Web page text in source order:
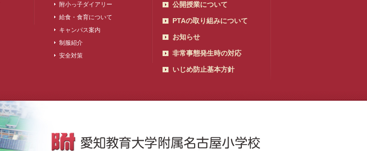
附小っ子ダイアリー
給食・食育について
キャンパス案内
制服紹介
安全対策
公開授業について
PTAの取り組みについて
お知らせ
非常事態発生時の対応
いじめ防止基本方針